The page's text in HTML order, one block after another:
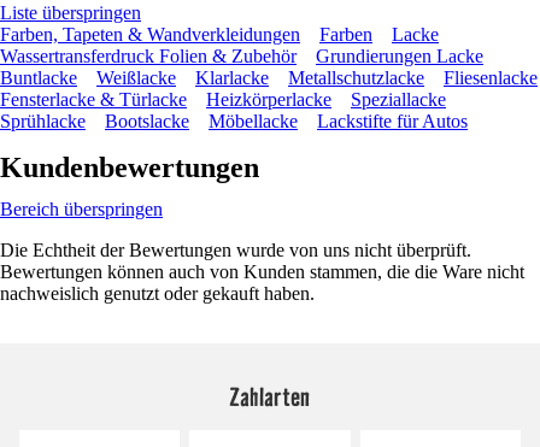
Liste überspringen
Farben, Tapeten & Wandverkleidungen
Farben
Lacke
Wassertransferdruck Folien & Zubehör
Grundierungen Lacke
Buntlacke
Weißlacke Klarlacke Metallschutzlacke
Fliesenlacke
Fensterlacke & Türlacke
Heizkörperlacke
Speziallacke
Sprühlacke
Bootslacke Möbellacke Lackstifte für Autos
Kundenbewertungen
Bereich überspringen
Die Echtheit der Bewertungen wurde von uns nicht überprüft.
Bewertungen können auch von Kunden stammen, die die Ware nicht
nachweislich genutzt oder gekauft haben.
Zahlarten